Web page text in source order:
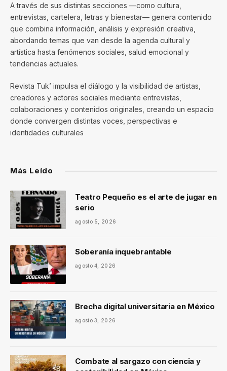
A través de sus distintas secciones —como cultura,
entrevistas, cartelera, letras y bienestar— genera contenido
que combina información, análisis y expresión creativa,
abordando temas que van desde la agenda cultural y
artística hasta fenómenos sociales, salud emocional y
tendencias actuales.
Revista Tuk’ impulsa el diálogo y la visibilidad de artistas,
creadores y actores sociales mediante entrevistas,
colaboraciones y contenidos originales, creando un espacio
donde convergen distintas voces, perspectivas e
identidades culturales
Más Leído
Teatro Pequeño es el arte de jugar en
serio
agosto 5, 2026
Soberanía inquebrantable
agosto 4, 2026
Brecha digital universitaria en México
agosto 3, 2026
Combate al sargazo con ciencia y